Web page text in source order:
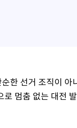
한 선거 조직이
멈춤 없는 대전